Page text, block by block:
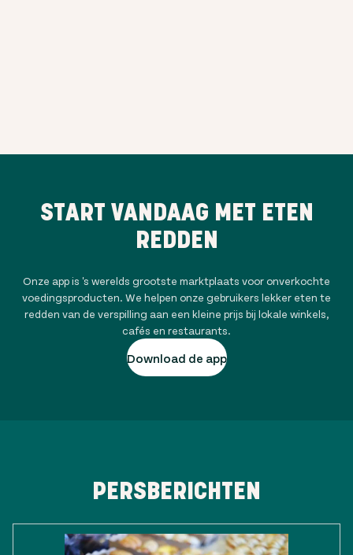
START VANDAAG MET ETEN
REDDEN
Onze app is 's werelds grootste marktplaats voor onverkochte
voedingsproducten. We helpen onze gebruikers lekker eten te
redden van de verspilling aan een kleine prijs bij lokale winkels,
cafés en restaurants.
Download de app
PERSBERICHTEN